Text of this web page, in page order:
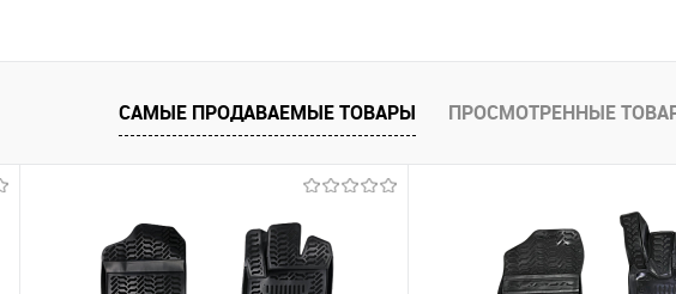
Купить в 1 клик
Сравнение
В избранное
Под заказ
САМЫЕ ПРОДАВАЕМЫЕ ТОВАРЫ ПРОСМОТРЕННЫЕ